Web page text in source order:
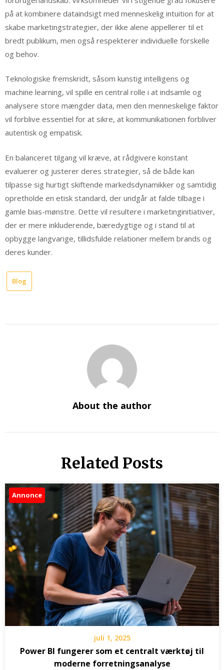
på at kombinere dataindsigt med menneskelig intuition for at
skabe marketingstrategier, der ikke alene appellerer til et
bredt publikum, men også respekterer individuelle forskelle
og behov.
Teknologiske fremskridt, såsom kunstig intelligens og
machine learning, vil spille en central rolle i at indsamle og
analysere store mængder data, men den menneskelige faktor
vil forblive essentiel for at sikre, at kommunikationen forbliver
autentisk og empatisk.
En balanceret tilgang vil kræve, at rådgivere konstant
evaluerer og justerer deres strategier, så de både kan
tilpasse sig hurtigt skiftende markedsdynamikker og samtidig
opretholde en etisk standard, der undgår at falde tilbage i
gamle bias-mønstre. Dette vil resultere i marketinginitiativer,
der er mere inkluderende, bæredygtige og i stand til at
opbygge langvarige, tillidsfulde relationer mellem brands og
deres kunder.
Blog
About the author
Related Posts
Annonce
juli 1, 2025
Power BI fungerer som et centralt værktøj til
moderne forretningsanalyse